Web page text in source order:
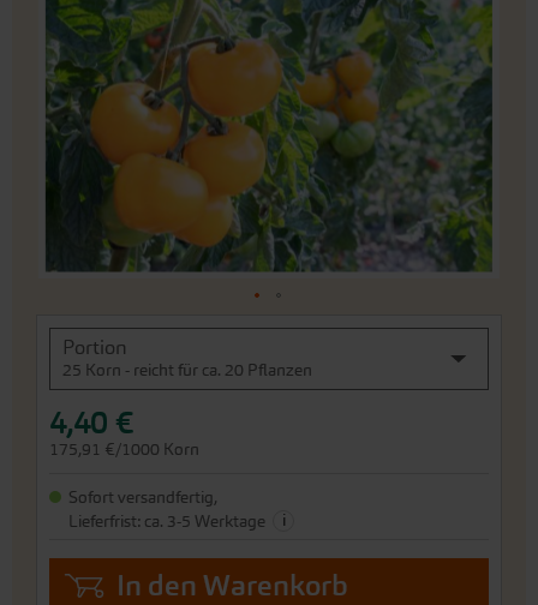
Portion
25 Korn - reicht für ca. 20 Pflanzen
4,40 €
175,91 €/1000 Korn
Sofort versandfertig,
Lieferfrist: ca. 3-5 Werktage
i
In den Warenkorb
der
Bildergalerie
springen
An
Beginn
der
Bildergalerie
springen